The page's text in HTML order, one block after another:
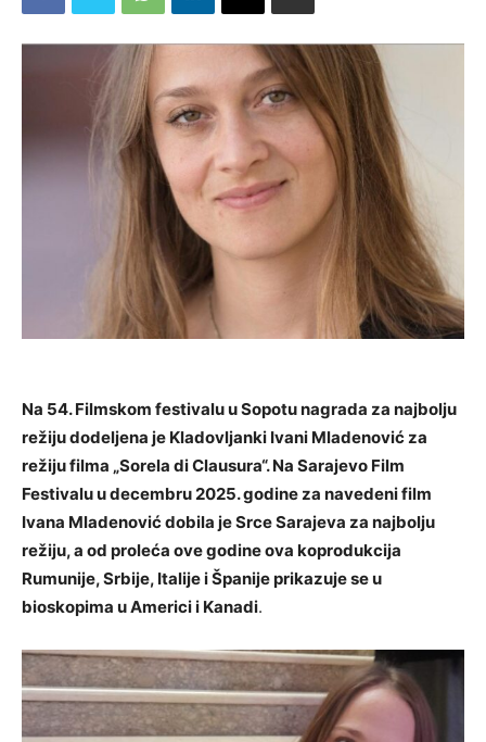
Na 54. Filmskom festivalu u Sopotu nagrada za najbolju
režiju dodeljena je Kladovljanki Ivani Mladenović za
režiju filma „Sorela di Clausura“. Na Sarajevo Film
Festivalu u decembru 2025. godine za navedeni film
Ivana Mladenović dobila je Srce Sarajeva za najbolju
režiju, a od proleća ove godine ova koprodukcija
Rumunije, Srbije, Italije i Španije prikazuje se u
bioskopima u Americi i Kanadi.